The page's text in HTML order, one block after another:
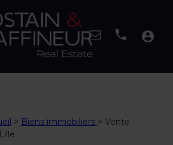
account_circle
> Biens immobiliers > Vente